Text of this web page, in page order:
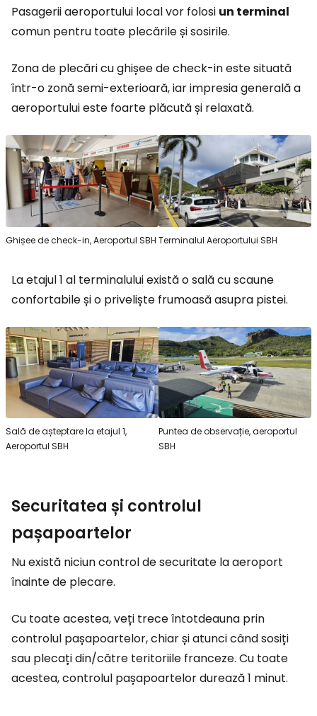
Pasagerii aeroportului local vor folosi un terminal
comun pentru toate plecările și sosirile.
Zona de plecări cu ghișee de check-in este situată
într-o zonă semi-exterioară, iar impresia generală a
aeroportului este foarte plăcută și relaxată.
Ghișee de check-in, Aeroportul SBH Terminalul Aeroportului SBH
La etajul 1 al terminalului există o sală cu scaune
confortabile și o priveliște frumoasă asupra pistei.
Sală de așteptare la etajul 1,
Aeroportul SBH
Puntea de observație, aeroportul
SBH
Securitatea și controlul
pașapoartelor
Nu există niciun control de securitate la aeroport
înainte de plecare.
Cu toate acestea, veți trece întotdeauna prin
controlul pașapoartelor, chiar și atunci când sosiți
sau plecați din/către teritoriile franceze. Cu toate
acestea, controlul pașapoartelor durează 1 minut.